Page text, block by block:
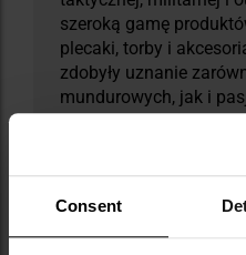
Consent
szeroką gamę
plecaki, torby i
zdobyły uznanie
mundurowych, jak i
Enforcement -
służbach
nowoczesnych wzorów